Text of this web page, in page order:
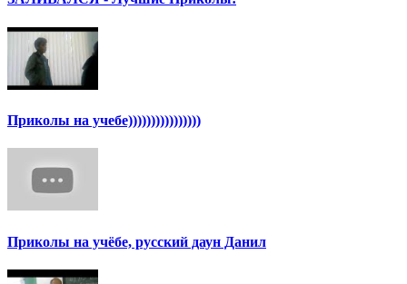
Приколы на учебе))))))))))))))))
Приколы на учёбе, русский даун Данил